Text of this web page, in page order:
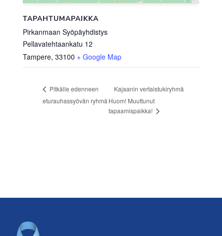
TAPAHTUMAPAIKKA
Pirkanmaan Syöpäyhdistys
Pellavatehtaankatu 12
Tampere, 33100 + Google Map
Pitkälle edenneen
eturauhassyövän ryhmä
Kajaanin vertaistukiryhmä
Huom! Muuttunut
tapaamispaikka!